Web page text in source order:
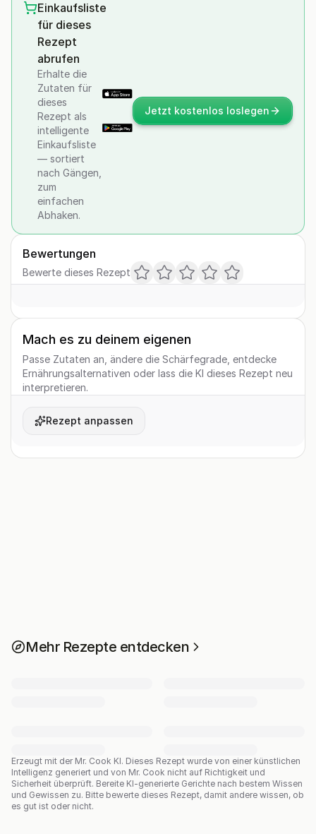
Einkaufsliste
für dieses
Rezept
abrufen
Erhalte die
Zutaten für
dieses
Rezept als
intelligente
Einkaufsliste
— sortiert
nach Gängen,
zum
einfachen
Abhaken.
Jetzt kostenlos loslegen
Bewertungen
Bewerte dieses Rezept
Mach es zu deinem eigenen
Passe Zutaten an, ändere die Schärfegrade, entdecke
Ernährungsalternativen oder lass die KI dieses Rezept neu
interpretieren.
Rezept anpassen
Mehr Rezepte entdecken
Erzeugt mit der Mr. Cook KI. Dieses Rezept wurde von einer künstlichen
Intelligenz generiert und von Mr. Cook nicht auf Richtigkeit und
Sicherheit überprüft. Bereite KI-generierte Gerichte nach bestem Wissen
und Gewissen zu. Bitte bewerte dieses Rezept, damit andere wissen, ob
es gut ist oder nicht.